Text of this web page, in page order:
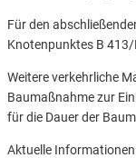
Für den
Knotenpunktes B
Weitere verkehrliche
Baumaßnahme zur
für die Dauer der
Aktuelle